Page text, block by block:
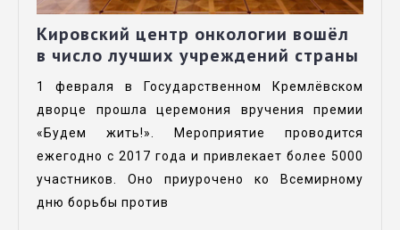
Кировский центр онкологии вошёл
в число лучших учреждений страны
1 февраля в Государственном Кремлёвском
дворце прошла церемония вручения премии
«Будем жить!». Мероприятие проводится
ежегодно с 2017 года и привлекает более 5000
участников. Оно приурочено ко Всемирному
дню борьбы против